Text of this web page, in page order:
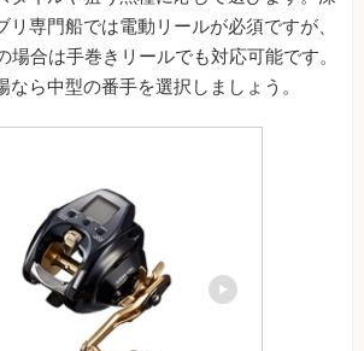
リ専門船では電動リールが必須ですが、
場合は手巻きリールでも対応可能です。
ら中型の番手を選択しましょう。